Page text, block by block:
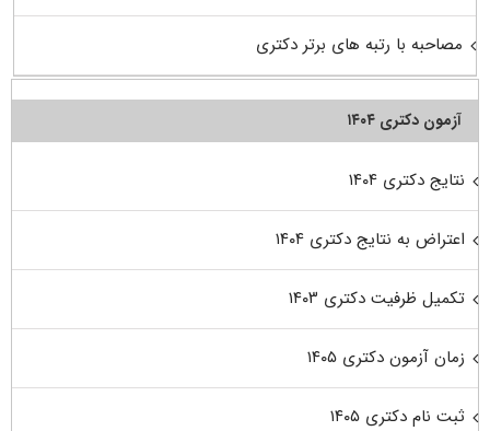
مصاحبه با رتبه های برتر دکتری
آزمون دکتری ۱۴۰۴
نتایج دکتری ۱۴۰۴
اعتراض به نتایج دکتری ۱۴۰۴
تکمیل ظرفیت دکتری ۱۴۰۳
زمان آزمون دکتری ۱۴۰۵
ثبت نام دکتری ۱۴۰۵